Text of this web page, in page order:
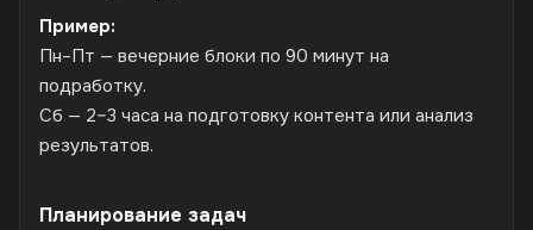
Пример:
Пн–Пт — вечерние блоки по 90 минут на
подработку.
Сб — 2–3 часа на подготовку контента или анализ
результатов.
Планирование задач